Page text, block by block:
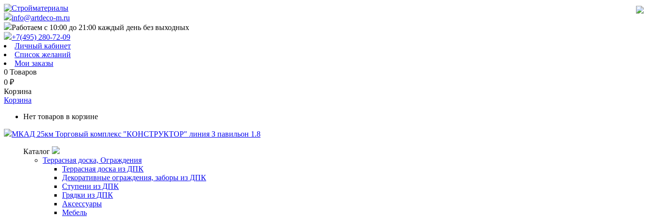
info@artdeco-m.ru
Работаем с 10:00 до 21:00 каждый день без выходных
+7(495) 280-72-09
Личный кабинет
Список желаний
Мои заказы
0 Товаров
0 ₽
Корзина
Корзина
Нет товаров в корзине
МКАД 25км Торговый комплекс "КОНСТРУКТОР" линия З павильон 1.8
Каталог
Террасная доска, Ограждения
Террасная доска из ДПК
Декоративные ограждения, заборы из ДПК
Ступени из ДПК
Грядки из ДПК
Аксессуары
Мебель